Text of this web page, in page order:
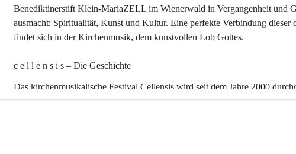
Benediktinerstift Klein-MariaZELL im Wienerwald in Vergangenheit und
ausmacht: Spiritualität, Kunst und Kultur. Eine perfekte Verbindung dieser
findet sich in der Kirchenmusik, dem kunstvollen Lob Gottes.
c e l l e n s i s – Die Geschichte
Das kirchenmusikalische Festival Cellensis wird seit dem Jahre 2000